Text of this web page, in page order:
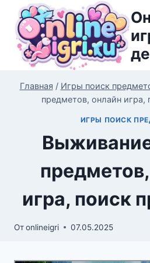
Перейти
содержимому
Главная / Игры поиск
предметов, онлайн игра,
ИГРЫ ПОИСК
игра, поиск
Отonlineigri 07.05.2025